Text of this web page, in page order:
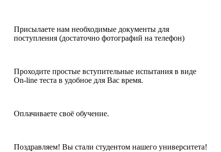
Присылаете нам необходимые документы для
поступления (достаточно фотографий на телефон)
Проходите простые вступительные испытания в виде
On-line теста в удобное для Вас время.
Оплачиваете своё обучение.
Поздравляем! Вы стали студентом нашего университета!